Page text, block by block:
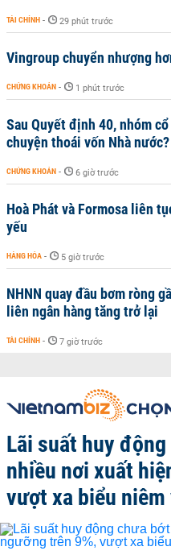
TÀI CHÍNH - 29 phút trước
Vingroup chuyển nhượng
CHỨNG KHOÁN - 1 phút trước
Sau Quyết định 40, nhóm
chuyện thoái vốn Nhà nước?
CHỨNG KHOÁN - 6 giờ trước
Hoà Phát và Formosa liên
yếu
HÀNG HÓA - 5 giờ trước
NHNN quay đầu bơm ròng
liên ngân hàng tăng trở lại
TÀI CHÍNH - 7 giờ trước
Lãi suất huy
nhiều nơi xuất
vượt xa biểu niêm